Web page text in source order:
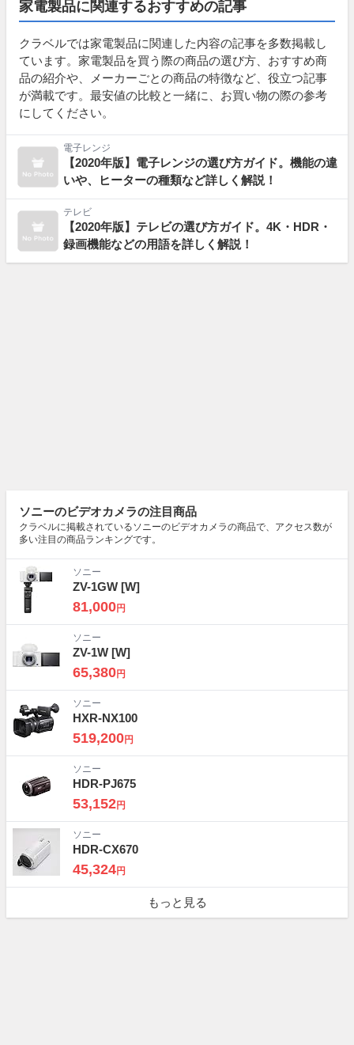
家電製品に関連するおすすめの記事
クラベルでは家電製品に関連した内容の記事を多数掲載し
ています。家電製品を買う際の商品の選び方、おすすめ商
品の紹介や、メーカーごとの商品の特徴など、役立つ記事
が満載です。最安値の比較と一緒に、お買い物の際の参考
にしてください。
電子レンジ
【2020年版】電子レンジの選び方ガイド。機能の違
いや、ヒーターの種類など詳しく解説！
テレビ
【2020年版】テレビの選び方ガイド。4K・HDR・
録画機能などの用語を詳しく解説！
ソニーのビデオカメラの注目商品
クラベルに掲載されているソニーのビデオカメラの商品で、アクセス数が
多い注目の商品ランキングです。
ソニー
ZV-1GW [W]
81,000円
ソニー
ZV-1W [W]
65,380円
ソニー
HXR-NX100
519,200円
ソニー
HDR-PJ675
53,152円
ソニー
HDR-CX670
45,324円
もっと見る